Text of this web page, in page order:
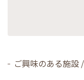
ご興味のある施